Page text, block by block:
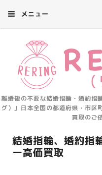
メニュー
離婚後の不要な結婚指輪・婚約指
グ）」日本全国の都道府県・市区
買取のご
結婚指輪、婚約指
ー高価買取